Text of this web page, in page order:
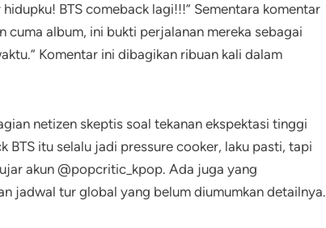
BTS comeback lagi!!!” Sementara komentar
cuma album, ini bukti perjalanan mereka sebagai
Komentar ini dibagikan ribuan kali dalam
netizen skeptis soal tekanan ekspektasi tinggi
BTS itu selalu jadi pressure cooker, laku pasti, tapi
akun @popcritic_kpop. Ada juga yang
jadwal tur global yang belum diumumkan detailnya.